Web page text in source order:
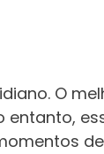
O
entanto,